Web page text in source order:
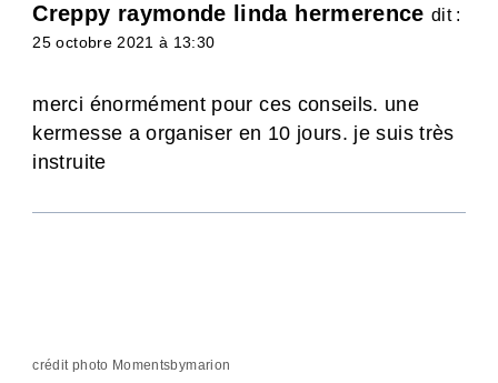
Creppy raymonde linda hermerence dit :
25 octobre 2021 à 13:30
merci énormément pour ces conseils. une
kermesse a organiser en 10 jours. je suis très
instruite
crédit photo Momentsbymarion